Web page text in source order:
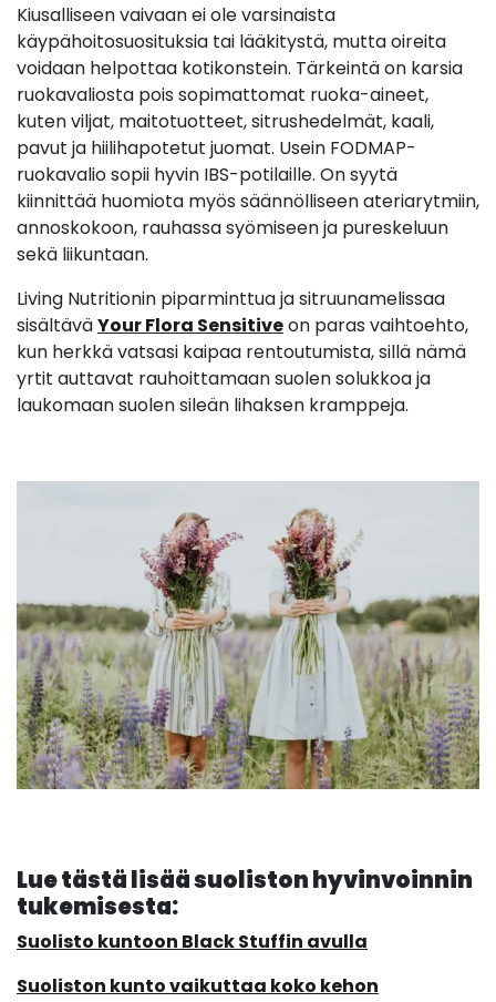
Kiusalliseen vaivaan ei ole varsinaista
käypähoitosuosituksia tai lääkitystä, mutta oireita
voidaan helpottaa kotikonstein. Tärkeintä on karsia
ruokavaliosta pois sopimattomat ruoka-aineet,
kuten viljat, maitotuotteet, sitrushedelmät, kaali,
pavut ja hiilihapotetut juomat. Usein FODMAP-
ruokavalio sopii hyvin IBS-potilaille. On syytä
kiinnittää huomiota myös säännölliseen ateriarytmiin,
annoskokoon, rauhassa syömiseen ja pureskeluun
sekä liikuntaan.
Living Nutritionin piparminttua ja sitruunamelissaa
sisältäväYour Flora Sensitiveon paras vaihtoehto,
kun herkkä vatsasi kaipaa rentoutumista, sillä nämä
yrtit auttavat rauhoittamaan suolen solukkoa ja
laukomaan suolen sileän lihaksen kramppeja.
Lue tästä lisää suoliston hyvinvoinnin
tukemisesta:
Suolisto kuntoon Black Stuffin avulla
Suoliston kunto vaikuttaa koko kehon